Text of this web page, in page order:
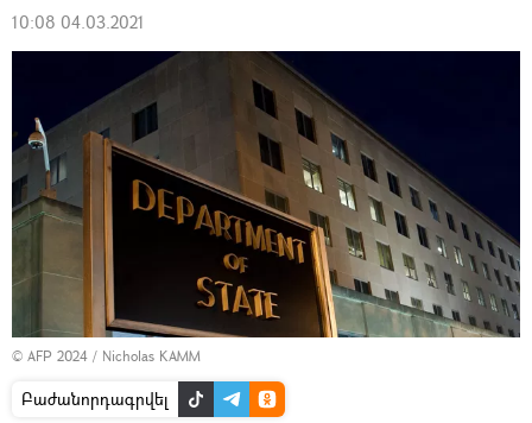
10:08 04.03.2021
© AFP 2024 / Nicholas KAMM
Բաժանորդագրվել